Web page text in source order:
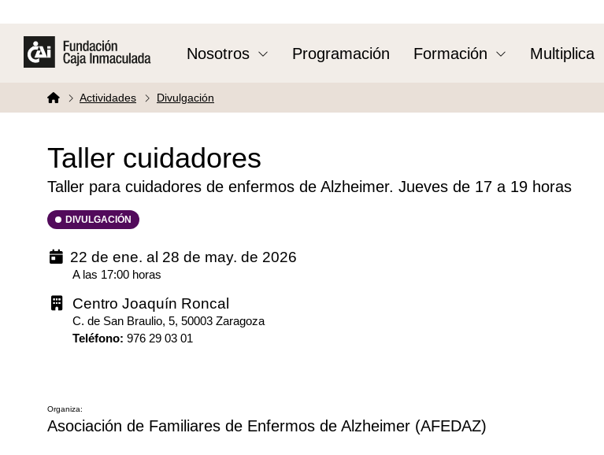
Nosotros Programación Formación Multiplica
Actividades Divulgación
Taller cuidadores
Taller para cuidadores de enfermos de Alzheimer. Jueves de 17 a 19 horas
DIVULGACIÓN
22 de ene. al 28 de may. de 2026
A las 17:00 horas
Centro Joaquín Roncal
C. de San Braulio, 5, 50003 Zaragoza
Teléfono: 976 29 03 01
Organiza:
Asociación de Familiares de Enfermos de Alzheimer (AFEDAZ)